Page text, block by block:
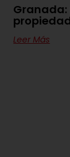
Granada:
Leer Más